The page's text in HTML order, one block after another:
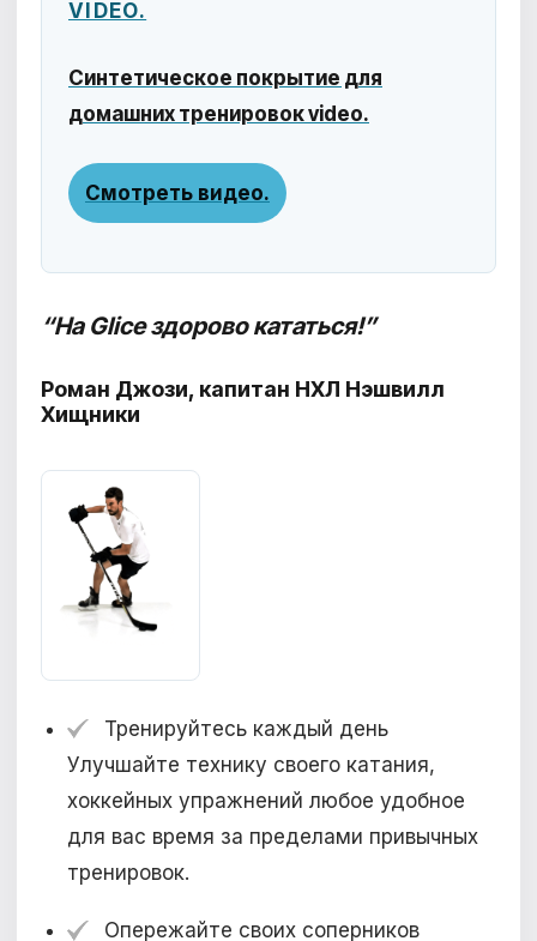
VIDEO.
Синтетическое покрытие для
домашних тренировок video.
Смотреть видео.
“На Glice здорово кататься!”
Роман Джози, капитан НХЛ Нэшвилл
Хищники
Тренируйтесь каждый день
Улучшайте технику своего катания,
хоккейных упражнений любое удобное
для вас время за пределами привычных
тренировок.
Опережайте своих соперников